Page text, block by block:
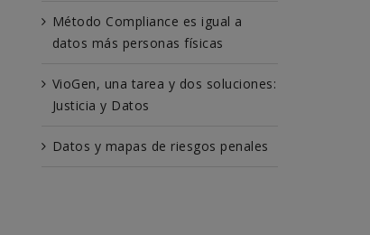
Método Compliance es igual a
datos más personas físicas
VioGen, una tarea y dos soluciones:
Justicia y Datos
Datos y mapas de riesgos penales